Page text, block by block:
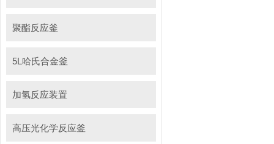
聚酯反应釜
5L哈氏合金釜
加氢反应装置
高压光化学反应釜